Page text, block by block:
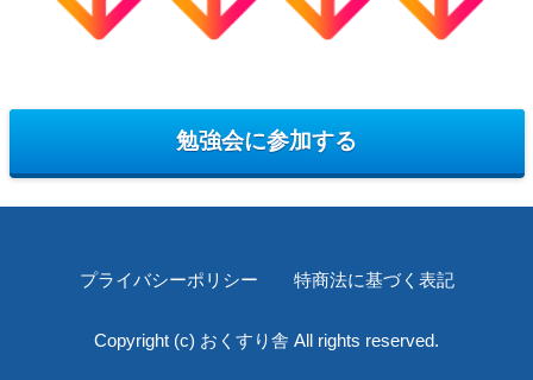
勉強会に参加する
プライバシーポリシー 特商法に基づく表記
Copyright (c) おくすり舎 All rights reserved.